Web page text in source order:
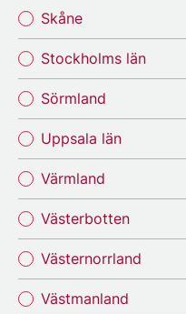
Skåne
Stockholms län
Sörmland
Uppsala län
Värmland
Västerbotten
Västernorrland
Västmanland